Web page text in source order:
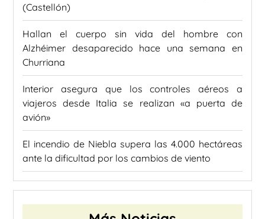
(Castellón)
Hallan el cuerpo sin vida del hombre con
Alzhéimer desaparecido hace una semana en
Churriana
Interior asegura que los controles aéreos a
viajeros desde Italia se realizan «a puerta de
avión»
El incendio de Niebla supera las 4.000 hectáreas
ante la dificultad por los cambios de viento